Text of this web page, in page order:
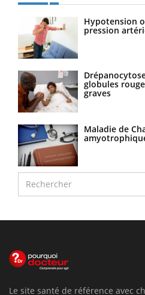
Hypotension
pression
globules
graves
Maladie de
Le site santé de référence avec